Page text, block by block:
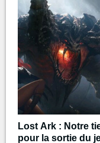
Lost Ark : Notre
pour la sortie du